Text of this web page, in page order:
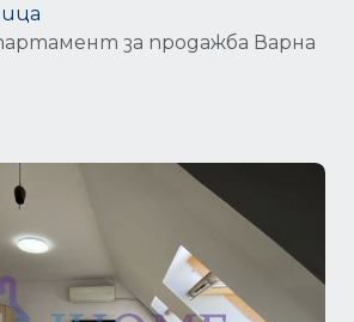
за продажба Варна